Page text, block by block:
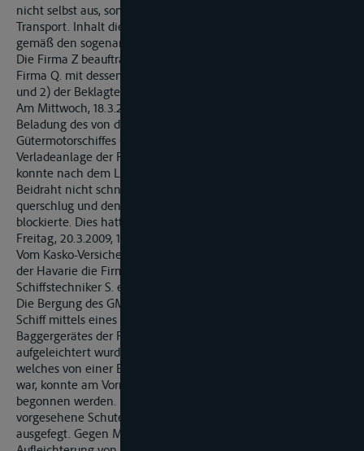
nicht selbst aus, sondern beauftragte die Firma Z mit dem
Transport. Inhalt dieses Vertrages war, dass der Transport
gemäß den sogenannten GMP-Richtlinien stattfinden sollte.
Die Firma Z beauftragte ihrerseits mit dem Transport die
Firma Q. mit dessen Schiffsführer B., die Streithelfer Ziffer 1)
und 2) der Beklagten.
Am Mittwoch, 18.3.2009, begann gegen Spätnachmittag die
Beladung des von dem Schiffsführer B. geführten
Gütermotorschiffes (GMS) »R.«. Die Beladung erfolgte an der
Verladeanlage der Firma X bei Neckar-km 102,2. Beim Ablegen
konnte nach dem Lösen der Taue achtern der vordere
Beidraht nicht schnell genug gelöst werden, so dass das Schiff
querschlug und den Neckar auf der gesamten Breite
blockierte. Dies hatte zur Folge, dass die Schifffahrt bis
Freitag, 20.3.2009, 14.30 Uhr, gesperrt werden musste.
Vom Kasko-Versicherer des GMS »R.« wurde unmittelbar nach
der Havarie die Firma G. eingeschaltet. Vor Ort traf deren
Schiffstechniker S. ein, der als Havarie-Kommissar tätig wurde.
Die Bergung des GMS »R.« erfolgte in der Weise, dass das
Schiff mittels eines auf einem Stelzenponton befindlichen
Baggergerätes der Firma M. Spezialtief- und Wasserbau GmbH
aufgeleichtert wurde. Nach dem Eintreffen des Gerätes,
welches von einer Baustelle in Stuttgart abgezogen worden
war, konnte am Vormittag des 20.3.2009 mit der Leichterung
begonnen werden. Die für die Übernahme der Leichtermenge
vorgesehene Schute, der Schubleichter (SL) »M.«, wurde zuvor
ausgefegt. Gegen Mittag kam das GMS »R.« nach